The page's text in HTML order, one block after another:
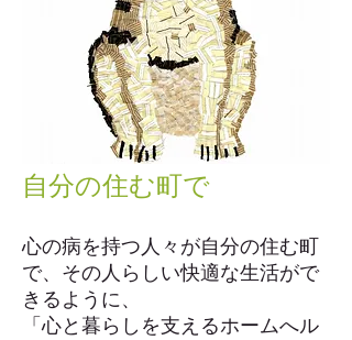
自分の住む町で
心の病を持つ人々が自分の住む町
で、その人らしい快適な生活がで
きるように、
「心と暮らしを支えるホームへル